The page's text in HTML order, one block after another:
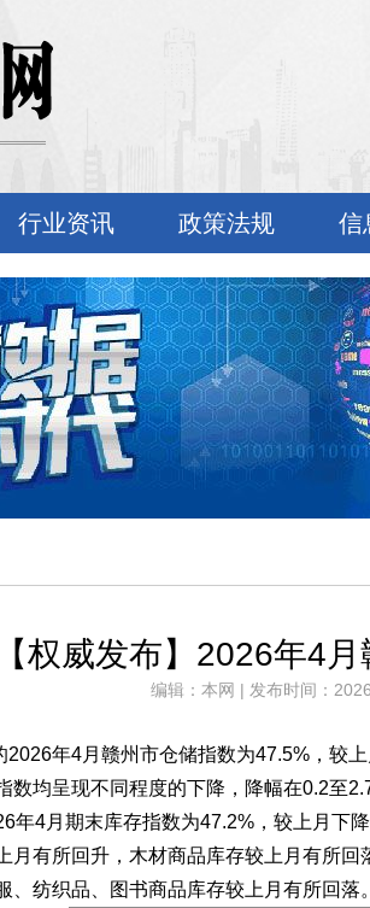
行业资讯 政策法规 信
【权威发布】2026年4
编辑：本网 | 发布时间：
2026年4月赣州市仓储指数为47.5%，较
数均呈现不同程度的下降，降幅在0.2至
年4月期末库存指数为47.2%，较上月下
月有所回升，木材商品库存较上月有所
、纺织品、图书商品库存较上月有所回落。